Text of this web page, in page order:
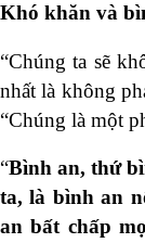
Khó khăn và
“Chúng ta sẽ
nhất là không
“Chúng là một
“Bình an, thứ
ta, là bình an
an bất chấp